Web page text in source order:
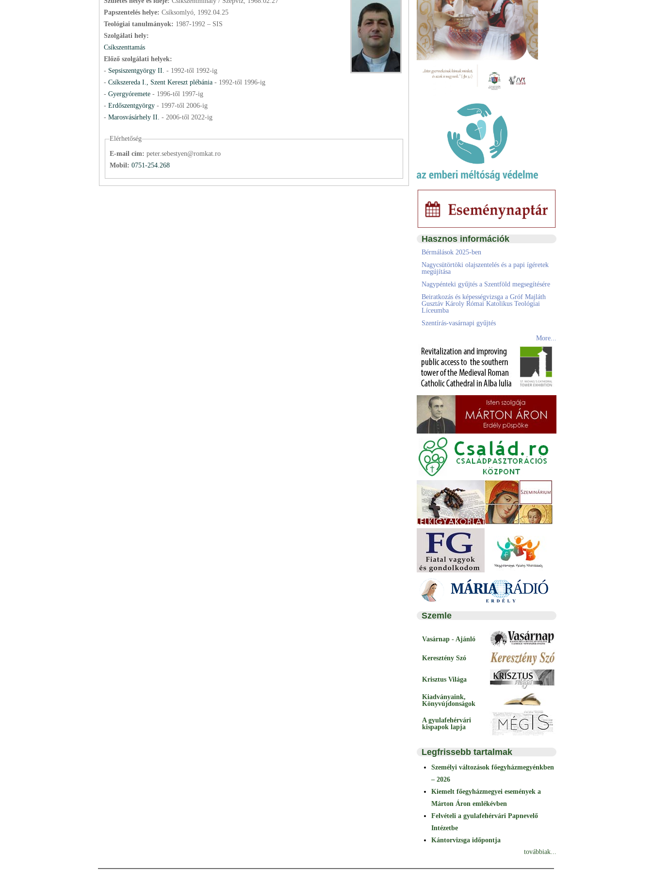
Papszentelés helye: Csíksomlyó, 1992.04.25
Teológiai tanulmányok: 1987-1992 – SIS
Szolgálati hely:
Csíkszenttamás
Előző szolgálati helyek:
- Sepsiszentgyörgy II. - 1992-től 1992-ig
- Csíkszereda I., Szent Kereszt plébánia- 1992-től 1996-ig
- Gyergyóremete - 1996-től 1997-ig
- Erdőszentgyörgy - 1997-től 2006-ig
- Marosvásárhely II. - 2006-től 2022-ig
Elérhetőség
E-mail cím: peter.sebestyen@romkat.ro
Mobil: 0751-254.268
Hasznos információk
Bérmálások 2025-ben
Nagycsütörtöki olajszentelés és a papi ígéretek
megújítása
Nagypénteki gyűjtés a Szentföld megsegítésére
Beiratkozás és képességvizsga a Gróf Majláth
Gusztáv Károly Római Katolikus Teológiai
Líceumba
Szentírás-vasárnapi gyűjtés
More...
Szemle
Vasárnap - Ajánló
Keresztény Szó
Krisztus Világa
Kiadványaink,
Könyvújdonságok
A gyulafehérvári
kispapok lapja
Legfrissebb tartalmak
Személyi változások főegyházmegyénkben
– 2026
Kiemelt főegyházmegyei események a
Márton Áron emlékévben
Felvételi a gyulafehérvári Papnevelő
Intézetbe
Kántorvizsga időpontja
továbbiak...